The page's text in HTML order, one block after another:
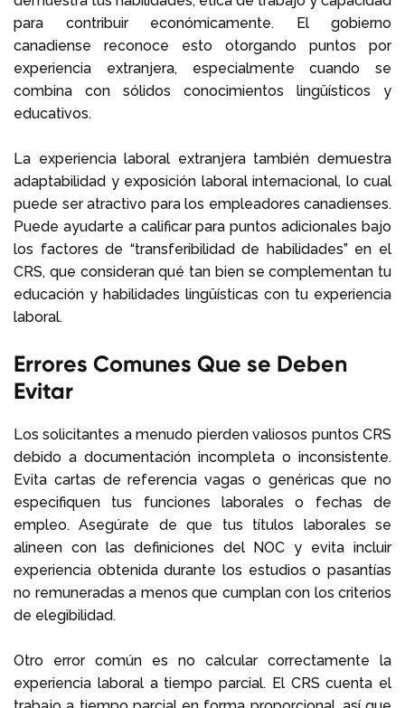
para contribuir económicamente. El gobierno
canadiense reconoce esto otorgando puntos por
experiencia extranjera, especialmente cuando se
combina con sólidos conocimientos lingüísticos y
educativos.
La experiencia laboral extranjera también demuestra
adaptabilidad y exposición laboral internacional, lo cual
puede ser atractivo para los empleadores canadienses.
Puede ayudarte a calificar para puntos adicionales bajo
los factores de “transferibilidad de habilidades” en el
CRS, que consideran qué tan bien se complementan tu
educación y habilidades lingüísticas con tu experiencia
laboral.
Errores Comunes Que se Deben
Evitar
Los solicitantes a menudo pierden valiosos puntos CRS
debido a documentación incompleta o inconsistente.
Evita cartas de referencia vagas o genéricas que no
especifiquen tus funciones laborales o fechas de
empleo. Asegúrate de que tus títulos laborales se
alineen con las definiciones del NOC y evita incluir
experiencia obtenida durante los estudios o pasantías
no remuneradas a menos que cumplan con los criterios
de elegibilidad.
Otro error común es no calcular correctamente la
experiencia laboral a tiempo parcial. El CRS cuenta el